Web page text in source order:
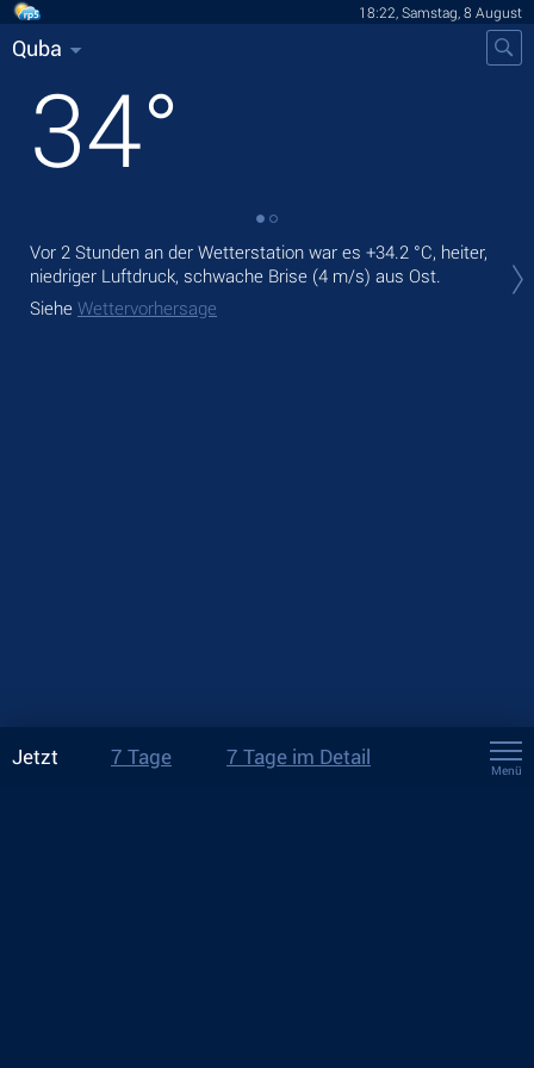
18:22, Samstag, 8 August
Quba
34°
Vor 2 Stunden an der Wetterstation war es +34.2 °C, heiter,
niedriger Luftdruck, schwache Brise (4 m/s) aus Ost.
Siehe Wettervorhersage
Jetzt 7 Tage 7 Tage im Detail
Menü